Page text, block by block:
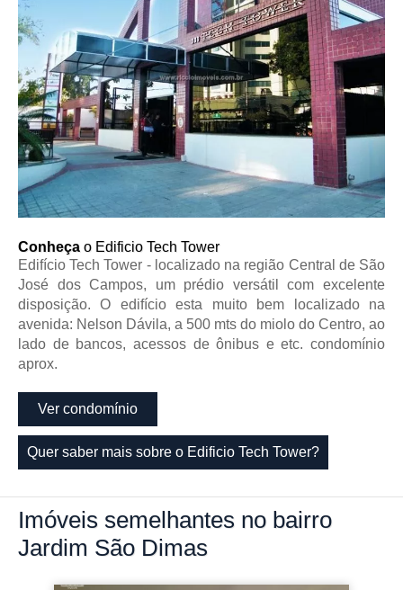
Conheça o Edificio Tech Tower
Edifício Tech Tower - localizado na região Central de São
José dos Campos, um prédio versátil com excelente
disposição. O edifício esta muito bem localizado na
avenida: Nelson Dávila, a 500 mts do miolo do Centro, ao
lado de bancos, acessos de ônibus e etc. condomínio
aprox.
Ver condomínio
Quer saber mais sobre o Edificio Tech Tower?
Imóveis semelhantes no bairro
Jardim São Dimas